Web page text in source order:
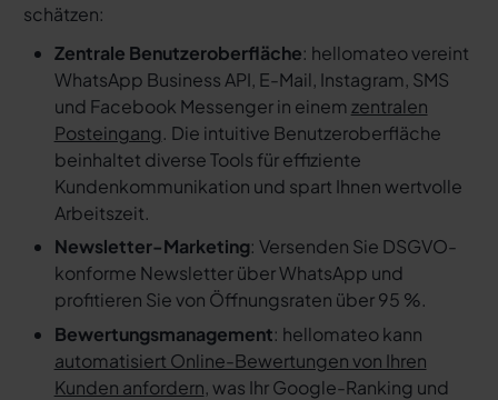
schätzen:
Zentrale Benutzeroberfläche: hellomateo vereint
WhatsApp Business API, E-Mail, Instagram, SMS
und Facebook Messenger in einem zentralen
Posteingang. Die intuitive Benutzeroberfläche
beinhaltet diverse Tools für effiziente
Kundenkommunikation und spart Ihnen wertvolle
Arbeitszeit.
Newsletter-Marketing: Versenden Sie DSGVO-
konforme Newsletter über WhatsApp und
profitieren Sie von Öffnungsraten über 95 %.
Bewertungsmanagement: hellomateo kann
automatisiert Online-Bewertungen von Ihren
Kunden anfordern, was Ihr Google-Ranking und